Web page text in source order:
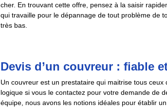
cher. En trouvant cette offre, pensez à la saisir
qui travaille pour le dépannage de tout problème de
très bas.
Devis d’un couvreur : fiable
Un couvreur est un prestataire qui maitrise tous
logique si vous le contactez pour votre demande de
équipe, nous avons les notions idéales pour établir